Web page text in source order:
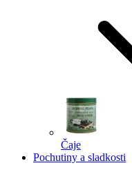
Čaje
Pochutiny a sladkosti